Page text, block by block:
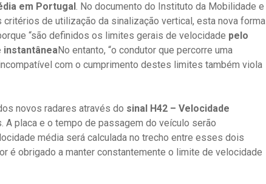
em Portugal . No documento do Instituto da Mobilidade e
de utilização da sinalização vertical, esta nova forma
“são definidos os limites gerais de velocidade pelo
instantâneaNo entanto, “o condutor que percorre uma
com o cumprimento destes limites também viola
novos radares através do sinal H42 – Velocidade
placa e o tempo de passagem do veículo serão
média será calculada no trecho entre esses dois
é obrigado a manter constantemente o limite de velocidade